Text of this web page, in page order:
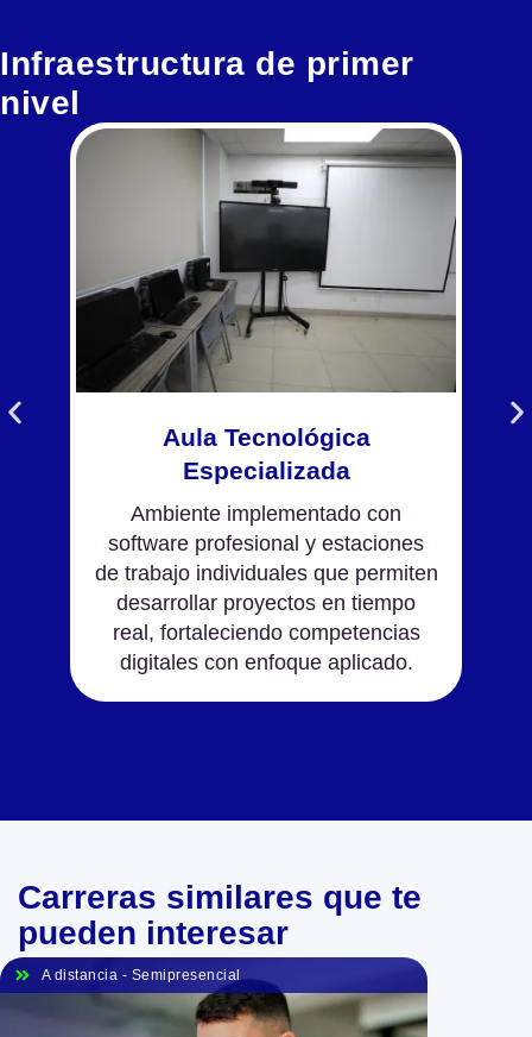
Infraestructura de primer
nivel
Aula Tecnológica
Especializada
Ambiente implementado con
software profesional y estaciones
de trabajo individuales que permiten
desarrollar proyectos en tiempo
real, fortaleciendo competencias
digitales con enfoque aplicado.
Carreras similares que te
pueden interesar
A distancia - Semipresencial